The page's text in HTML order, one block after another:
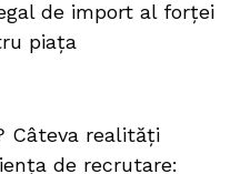
de import al forței
piața
Câteva realități
de recrutare: